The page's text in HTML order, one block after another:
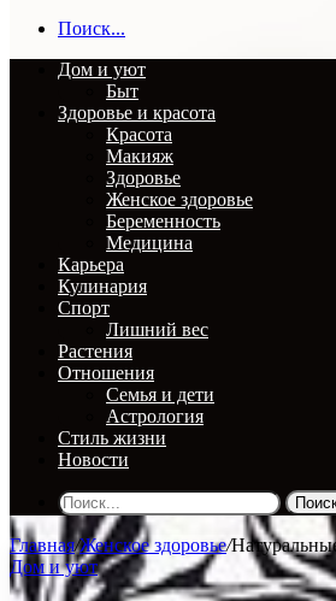
Поиск...
Дом и уют
Быт
Здоровье и красота
Красота
Макияж
Здоровье
Женское здоровье
Беременность
Медицина
Карьера
Кулинария
Спорт
Лишний вес
Растения
Отношения
Семья и дети
Астрология
Стиль жизни
Новости
Главная/Женское здоровье/
Дом и уют